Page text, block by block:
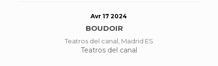
Avr 17 2024
BOUDOIR
Teatros del canal, Madrid ES
Teatros del canal